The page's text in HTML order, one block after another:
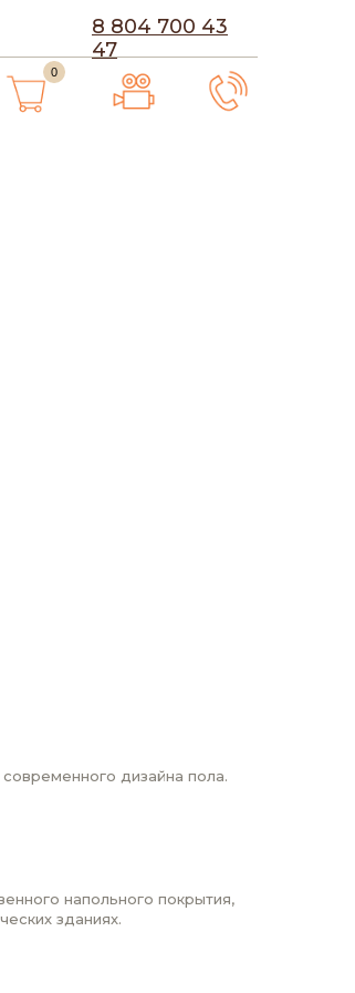
8 804 700 43
47
0
дизайна пола.
напольного покрытия,
зданиях.